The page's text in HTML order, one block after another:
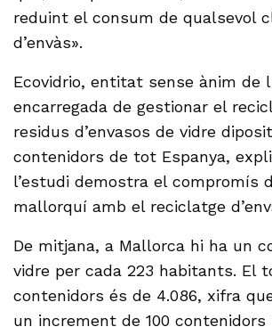
reduint el consum de qualsevol
d’envàs».
Ecovidrio, entitat sense ànim de
encarregada de gestionar el
residus d’envasos de vidre
contenidors de tot Espanya,
l’estudi demostra el compromís
mallorquí amb el reciclatge
De mitjana, a Mallorca hi ha un
vidre per cada 223 habitants. El
contenidors és de 4.086, xifra
un increment de 100